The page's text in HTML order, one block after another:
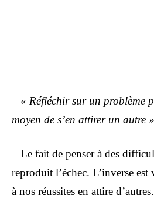
« Réfléchir sur un problème
moyen de s’en attirer un autre
Le fait de penser à des
reproduit l’échec. L’inverse est
à nos réussites en attire d’autres.